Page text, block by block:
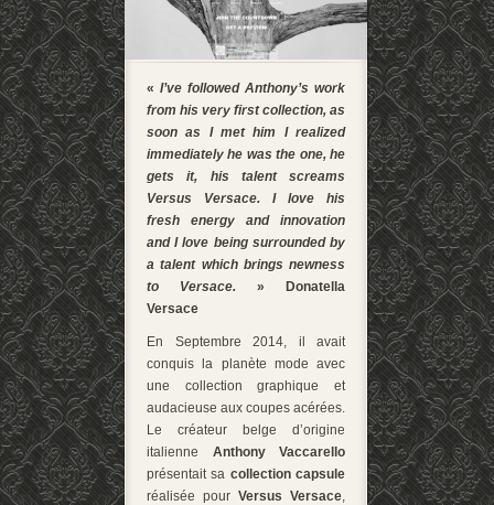
« I’ve followed Anthony’s work
from his very first collection, as
soon as I met him I realized
immediately he was the one, he
gets it, his talent screams
Versus Versace. I love his
fresh energy and innovation
and I love being surrounded by
a talent which brings newness
to Versace. » Donatella
Versace
En Septembre 2014, il avait
conquis la planète mode avec
une collection graphique et
audacieuse aux coupes acérées.
Le créateur belge d’origine
italienne Anthony Vaccarello
présentait sa collection capsule
réalisée pour Versus Versace,